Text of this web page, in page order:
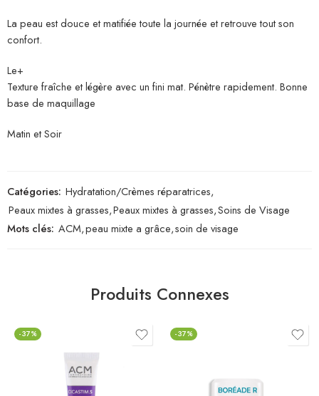
La peau est douce et matifiée toute la journée et retrouve tout son
confort.
Le+
Texture fraîche et légère avec un fini mat. Pénètre rapidement. Bonne
base de maquillage
Matin et Soir
Catégories: Hydratation/Crèmes réparatrices,
Peaux mixtes à grasses,Peaux mixtes à grasses,Soins de Visage
Mots clés: ACM,peau mixte a grâce,soin de visage
Produits Connexes
-37% -37%